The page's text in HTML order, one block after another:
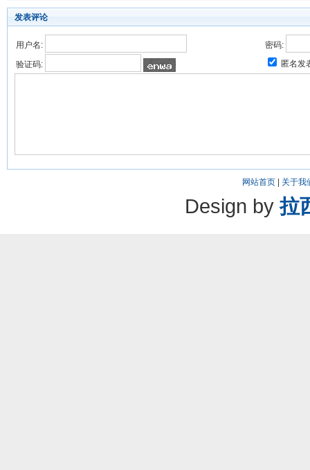
发表评论
用户名:
密码:
验证码:
匿名发
网站首页| 关于我
Design by拉